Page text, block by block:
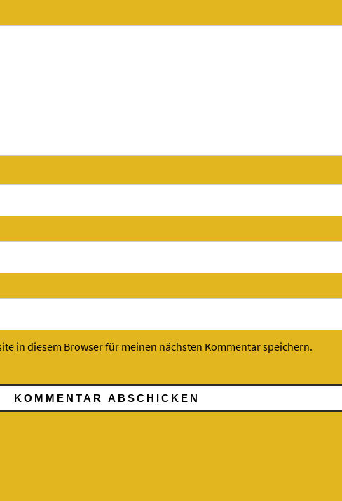
in diesem Browser für meinen nächsten Kommentar speichern.